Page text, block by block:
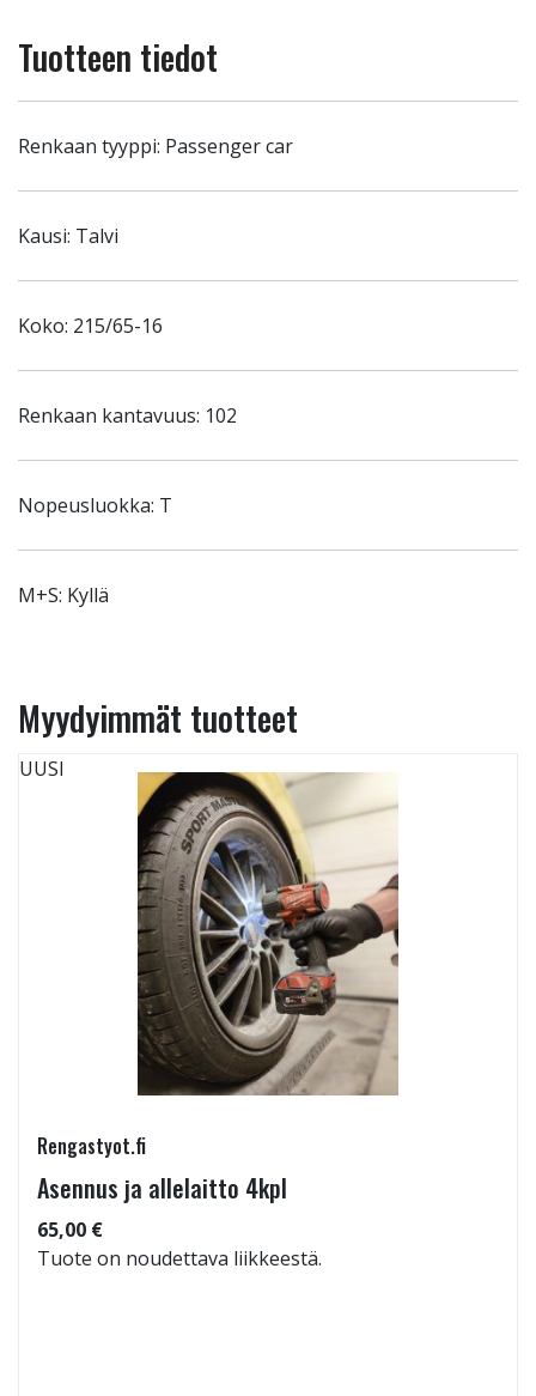
Tuotteen tiedot
Renkaan tyyppi: Passenger car
Kausi: Talvi
Koko: 215/65-16
Renkaan kantavuus: 102
Nopeusluokka: T
M+S: Kyllä
Myydyimmät tuotteet
UUSI
Rengastyot.fi
Asennus ja allelaitto 4kpl
65,00 €
Tuote on noudettava liikkeestä.